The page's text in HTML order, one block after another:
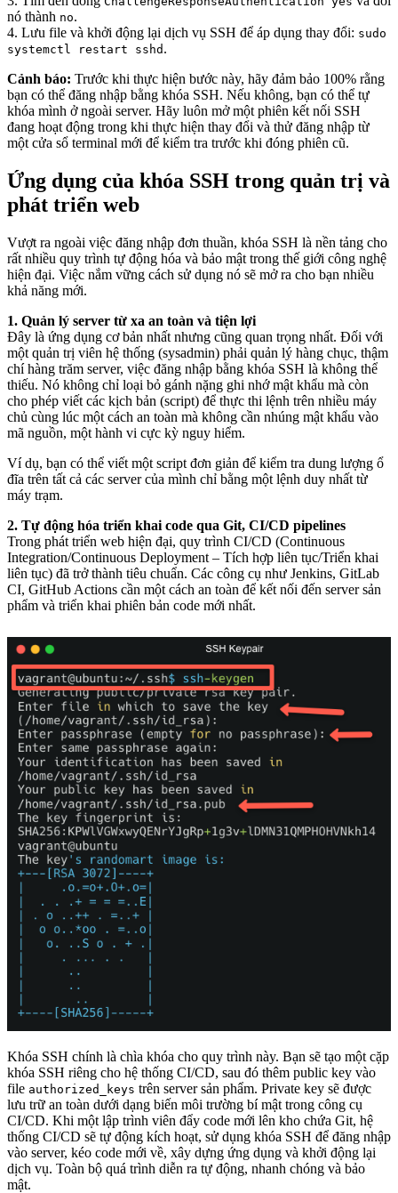
nó thành no.
4. Lưu file và khởi động lại dịch vụ SSH để áp dụng thay đổi: sudo
systemctl restart sshd .
Cảnh báo: Trước khi thực hiện bước này, hãy đảm bảo 100% rằng
bạn có thể đăng nhập bằng khóa SSH. Nếu không, bạn có thể tự
khóa mình ở ngoài server. Hãy luôn mở một phiên kết nối SSH
đang hoạt động trong khi thực hiện thay đổi và thử đăng nhập từ
một cửa sổ terminal mới để kiểm tra trước khi đóng phiên cũ.
Ứng dụng của khóa SSH trong quản trị và
phát triển web
Vượt ra ngoài việc đăng nhập đơn thuần, khóa SSH là nền tảng cho
rất nhiều quy trình tự động hóa và bảo mật trong thế giới công nghệ
hiện đại. Việc nắm vững cách sử dụng nó sẽ mở ra cho bạn nhiều
khả năng mới.
1. Quản lý server từ xa an toàn và tiện lợi
Đây là ứng dụng cơ bản nhất nhưng cũng quan trọng nhất. Đối với
một quản trị viên hệ thống (sysadmin) phải quản lý hàng chục, thậm
chí hàng trăm server, việc đăng nhập bằng khóa SSH là không thể
thiếu. Nó không chỉ loại bỏ gánh nặng ghi nhớ mật khẩu mà còn
cho phép viết các kịch bản (script) để thực thi lệnh trên nhiều máy
chủ cùng lúc một cách an toàn mà không cần nhúng mật khẩu vào
mã nguồn, một hành vi cực kỳ nguy hiểm.
Ví dụ, bạn có thể viết một script đơn giản để kiểm tra dung lượng ổ
đĩa trên tất cả các server của mình chỉ bằng một lệnh duy nhất từ
máy trạm.
2. Tự động hóa triển khai code qua Git, CI/CD pipelines
Trong phát triển web hiện đại, quy trình CI/CD (Continuous
Integration/Continuous Deployment – Tích hợp liên tục/Triển khai
liên tục) đã trở thành tiêu chuẩn. Các công cụ như Jenkins, GitLab
CI, GitHub Actions cần một cách an toàn để kết nối đến server sản
phẩm và triển khai phiên bản code mới nhất.
Khóa SSH chính là chìa khóa cho quy trình này. Bạn sẽ tạo một cặp
khóa SSH riêng cho hệ thống CI/CD, sau đó thêm public key vào
file authorized_keys trên server sản phẩm. Private key sẽ được
lưu trữ an toàn dưới dạng biến môi trường bí mật trong công cụ
CI/CD. Khi một lập trình viên đẩy code mới lên kho chứa Git, hệ
thống CI/CD sẽ tự động kích hoạt, sử dụng khóa SSH để đăng nhập
vào server, kéo code mới về, xây dựng ứng dụng và khởi động lại
dịch vụ. Toàn bộ quá trình diễn ra tự động, nhanh chóng và bảo
mật.